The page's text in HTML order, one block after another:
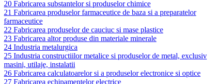
20 Fabricarea substantelor si produselor chimice
21 Fabricarea produselor farmaceutice de baza si a preparatelor
farmaceutice
22 Fabricarea produselor de cauciuc si mase plastice
23 Fabricarea altor produse din materiale minerale
24 Industria metalurgica
25 Industria constructiilor metalice si produselor de metal, exclusiv
masini, utilaje, instalatii
26 Fabricarea calculatoarelor si a produselor electronice si optice
27 Fabricarea echipamentelor electrice